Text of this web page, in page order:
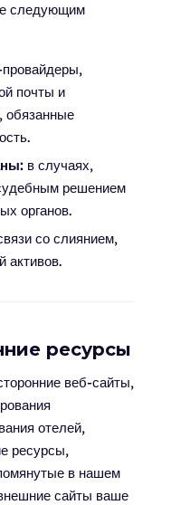
следующим
провайдеры,
почты и
обязанные
в случаях,
решением
органов.
со слиянием,
активов.
ресурсы
веб-сайты,
отелей,
ресурсы,
в нашем
сайты ваше